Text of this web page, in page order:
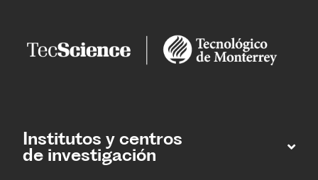
Institutos y centros
de investigación